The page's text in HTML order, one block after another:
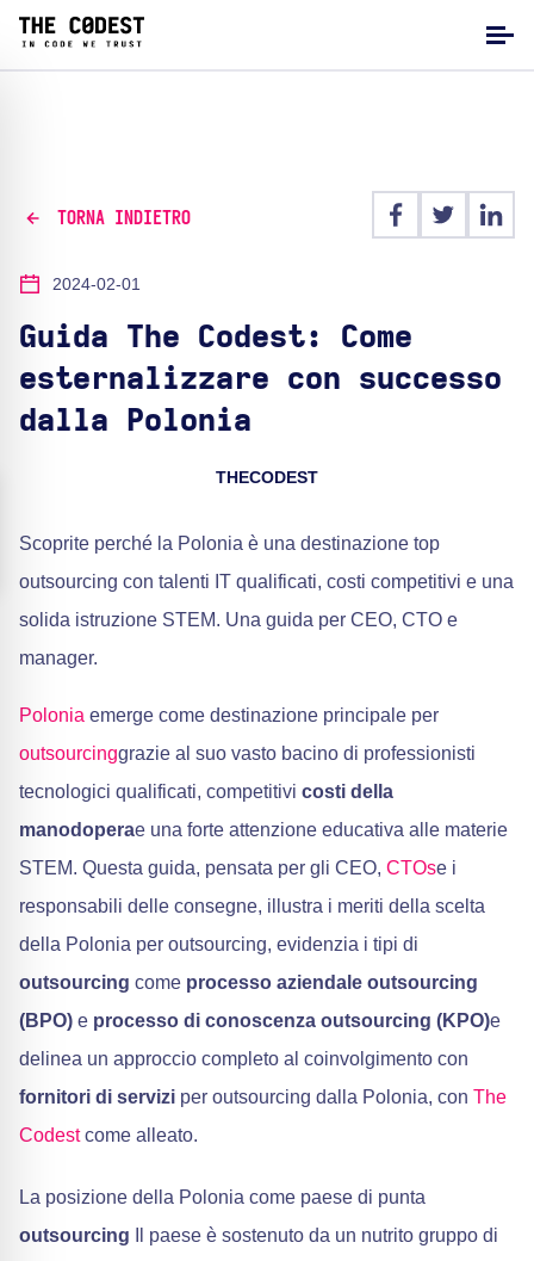
TORNA INDIETRO
2024-02-01
Guida The Codest: Come
esternalizzare con successo
dalla Polonia
THECODEST
Scoprite perché la Polonia è una destinazione top
outsourcing con talenti IT qualificati, costi competitivi e una
solida istruzione STEM. Una guida per CEO, CTO e
manager.
Polonia emerge come destinazione principale per
outsourcinggrazie al suo vasto bacino di professionisti
tecnologici qualificati, competitivi costi della
manodoperae una forte attenzione educativa alle materie
STEM. Questa guida, pensata per gli CEO, CTOse i
responsabili delle consegne, illustra i meriti della scelta
della Polonia per outsourcing, evidenzia i tipi di
outsourcing come processo aziendale outsourcing
(BPO) e processo di conoscenza outsourcing (KPO)e
delinea un approccio completo al coinvolgimento con
fornitori di servizi per outsourcing dalla Polonia, con The
Codestcome alleato.
La posizione della Polonia come paese di punta
outsourcing Il paese è sostenuto da un nutrito gruppo di